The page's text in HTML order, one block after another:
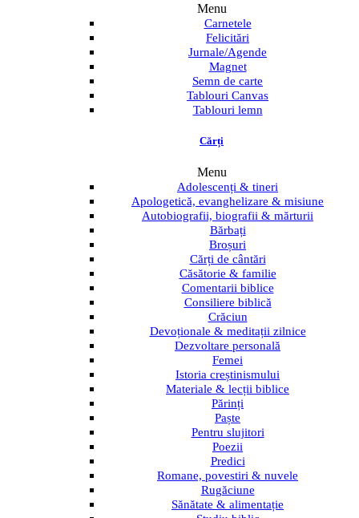
Menu
Carnetele
Felicitări
Jurnale/Agende
Magnet
Semn de carte
Tablouri Canvas
Tablouri lemn
Cărți
Menu
Adolescenți & tineri
Apologetică, evanghelizare & misiune
Autobiografii, biografii & mărturii
Bărbați
Broșuri
Cărți de cântări
Căsătorie & familie
Comentarii biblice
Consiliere biblică
Crăciun
Devoționale & meditații zilnice
Dezvoltare personală
Femei
Istoria creștinismului
Materiale & lecții biblice
Părinți
Paște
Pentru slujitori
Poezii
Predici
Romane, povestiri & nuvele
Rugăciune
Sănătate & alimentație